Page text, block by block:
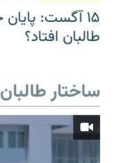
۱۵ آگست:
طالبان افتاد؟
ساختار طالبان